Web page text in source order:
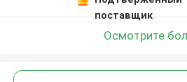
поставщик
Осмотрите